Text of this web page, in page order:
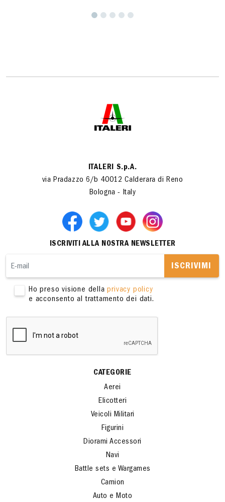
ITALERI S.p.A.
via Pradazzo 6/b 40012 Calderara di Reno
Bologna - Italy
ISCRIVITI ALLA NOSTRA NEWSLETTER
ISCRIVIMI
Ho preso visione dellaprivacy policy
e acconsento al trattamento dei dati.
CATEGORIE
Aerei
Elicotteri
Veicoli Militari
Figurini
Diorami Accessori
Navi
Battle sets e Wargames
Camion
Auto e Moto